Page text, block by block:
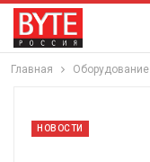
Главная Оборудование
НОВОСТИ